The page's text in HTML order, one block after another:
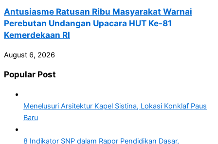
Antusiasme Ratusan Ribu Masyarakat Warnai
Perebutan Undangan Upacara HUT Ke-81
Kemerdekaan RI
August 6, 2026
Popular Post
Menelusuri Arsitektur Kapel Sistina, Lokasi Konklaf Paus
Baru
8 Indikator SNP dalam Rapor Pendidikan Dasar,